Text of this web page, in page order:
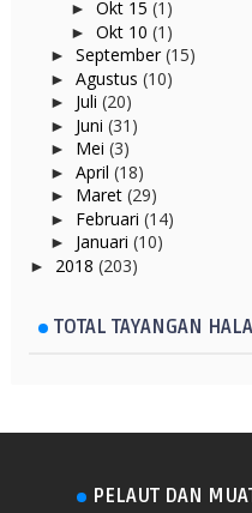
► Okt 15 (1)
► Okt 10 (1)
► September(15)
► Agustus (10)
► Juli (20)
► Juni (31)
► Mei (3)
► April (18)
► Maret (29)
► Februari (14)
► Januari (10)
► 2018 (203)
TOTAL TAYANGAN
PELAUT DAN